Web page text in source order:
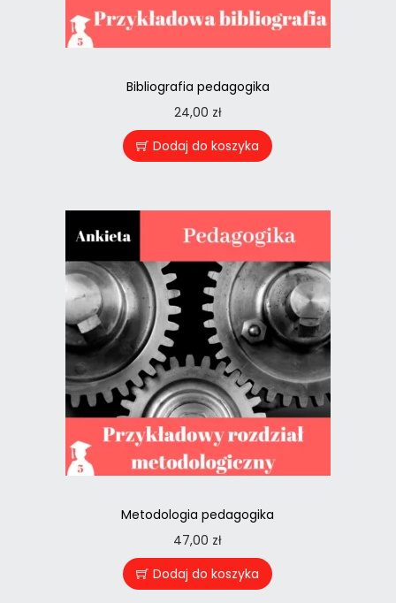
Bibliografia pedagogika
24,00 zł
Dodaj do koszyka
Metodologia pedagogika
47,00 zł
Dodaj do koszyka